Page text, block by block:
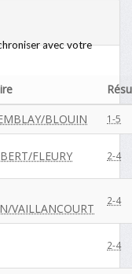
avec votre
BLOUIN 1-5
FLEURY 2-4
VAILLANCOURT
2-4
2-4